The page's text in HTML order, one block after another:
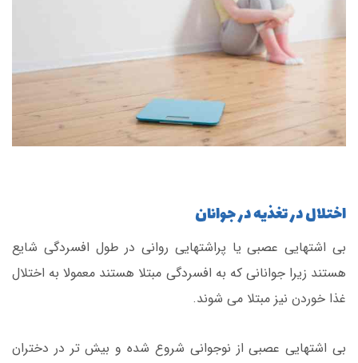
اختلال در تغذیه در جوانان
بی اشتهایی عصبی یا پراشتهایی روانی در طول افسردگی شایع
هستند زیرا جوانانی که به افسردگی مبتلا هستند معمولا به اختلال
غذا خوردن نیز مبتلا می شوند.
بی اشتهایی عصبی از نوجوانی شروع شده و بیش تر در دختران